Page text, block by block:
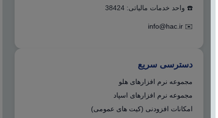
☎️ واحد خدمات مالیاتی: 38424
✉️
info@hac.ir
دسترسی سریع
مجموعه نرم افزارهای هلو
مجموعه نرم افزارهای اسپاد
امکانات افزودنی (کیت های عمومی)